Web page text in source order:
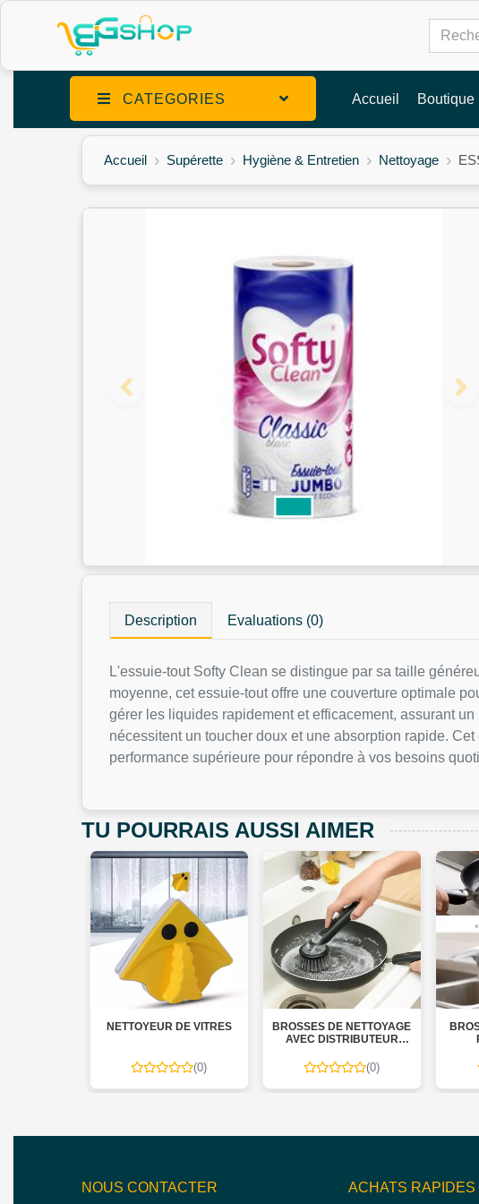
CATEGORIES Accueil Boutique
Accueil Supérette Hygiène & Entretien Nettoyage
Description Evaluations (0)
L'essuie-tout Softy Clean se distingue par sa taille
moyenne, cet essuie-tout offre une couverture optimale
gérer les liquides rapidement et efficacement, assurant
nécessitent un toucher doux et une absorption rapide.
performance supérieure pour répondre à vos besoins
TU POURRAIS AUSSI AIMER
NETTOYEUR DE VITRES
(0)
BROSSES DE NETTOYAGE
AVEC DISTRIBUTEUR
(0)
NOUS CONTACTER ACHATS RAPIDES